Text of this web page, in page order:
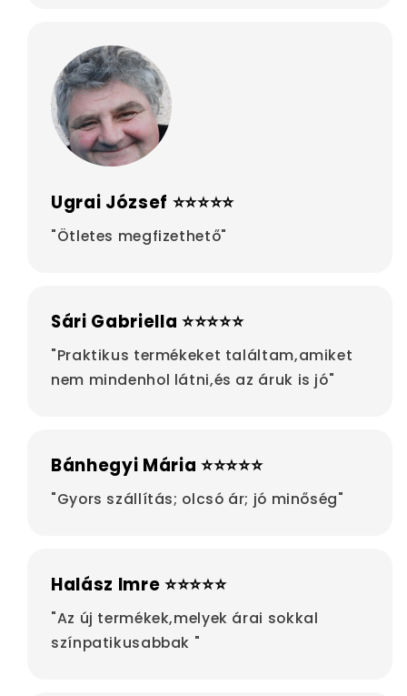
Ugrai József ⭐⭐⭐⭐⭐
"Ötletes megfizethető"
Sári Gabriella ⭐⭐⭐⭐⭐
"Praktikus termékeket találtam,amiket
nem mindenhol látni,és az áruk is jó"
Bánhegyi Mária ⭐⭐⭐⭐⭐
"Gyors szállítás; olcsó ár; jó minőség"
Halász Imre ⭐⭐⭐⭐⭐
"Az új termékek,melyek árai sokkal
színpatikusabbak "